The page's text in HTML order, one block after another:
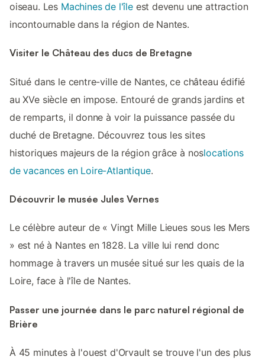
oiseau. Les Machines de l'îleest devenu une attraction
incontournable dans la région de Nantes.
Visiter le Château des ducs de Bretagne
Situé dans le centre-ville de Nantes, ce château édifié
au XVe siècle en impose. Entouré de grands jardins et
de remparts, il donne à voir la puissance passée du
duché de Bretagne. Découvrez tous les sites
historiques majeurs de la région grâce à noslocations
de vacances en Loire-Atlantique.
Découvrir le musée Jules Vernes
Le célèbre auteur de « Vingt Mille Lieues sous les Mers
» est né à Nantes en 1828. La ville lui rend donc
hommage à travers un musée situé sur les quais de la
Loire, face à l'île de Nantes.
Passer une journée dans le parc naturel régional de
Brière
À 45 minutes à l'ouest d'Orvault se trouve l'un des plus